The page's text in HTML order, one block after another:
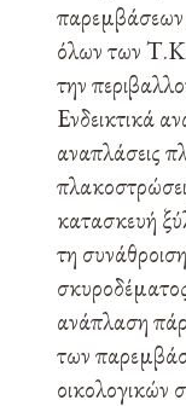
παρεμβάσεων
όλων των
την
Ενδεικτικά
αναπλάσεις
κατασκευή
τη
ανάπλαση
των
οικολογικών